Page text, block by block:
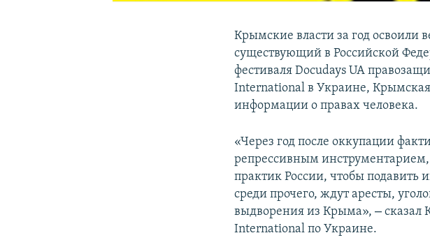
Крымские власти за год освоили
существующий в Российской
фестиваля Docudays UA
International в Украине,
информации о правах человека.
«Через год после оккупации
репрессивным инструментарием,
практик России, чтобы подавить
среди прочего, ждут аресты,
выдворения из Крыма»,– сказал
International по Украине.